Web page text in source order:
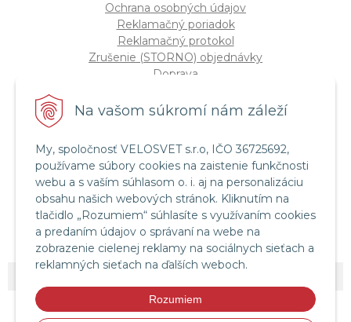
Na vašom súkromí nám záleží
My, spoločnosť VELOSVET s.r.o, IČO 36725692,
používame súbory cookies na zaistenie funkčnosti
webu a s vaším súhlasom o. i. aj na personalizáciu
obsahu našich webových stránok. Kliknutím na
tlačidlo „Rozumiem“ súhlasíte s využívaním cookies
a predaním údajov o správaní na webe na
zobrazenie cielenej reklamy na sociálnych sieťach a
reklamných sieťach na ďalších weboch.
Rozumiem
Ochrana osobných údajov
Reklamačný poriadok
Reklamačný protokol
Zrušenie (STORNO) objednávky
Doprava
Štatút súťaže "Vianoce 2025"
Servis a služby
Servis bicyklov a elektrobicyklov
Retül Bike Fit
Instagram Velosvet
Facebook Velosvet